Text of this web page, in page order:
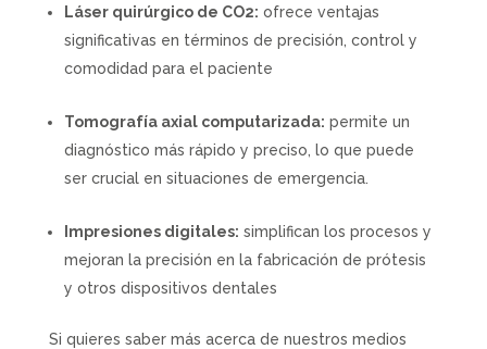
Láser quirúrgico de CO2: ofrece ventajas
significativas en términos de precisión, control y
comodidad para el paciente
Tomografía axial computarizada: permite un
diagnóstico más rápido y preciso, lo que puede
ser crucial en situaciones de emergencia.
Impresiones digitales: simplifican los procesos y
mejoran la precisión en la fabricación de prótesis
y otros dispositivos dentales
Si quieres saber más acerca de nuestros medios